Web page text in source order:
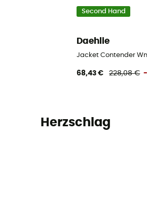
Second Hand
Daehlie
Jacket Contender
68,43 € 228,08 €
Herzschlag